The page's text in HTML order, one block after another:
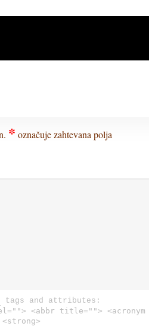
* označuje zahtevana polja
tags and attributes:
<abbr title=""> <acronym